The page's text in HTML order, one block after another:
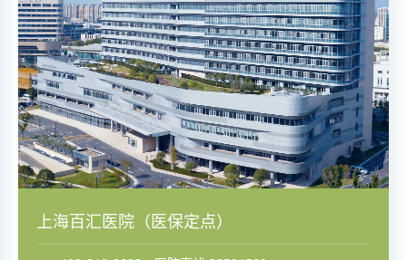
上海百汇医院（医保定点）